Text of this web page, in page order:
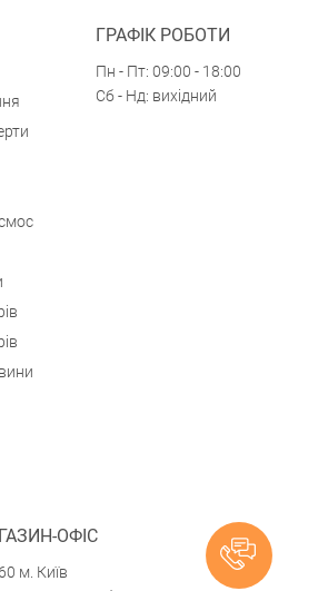
ГРАФІК РОБОТИ
Пн - Пт: 09:00 - 18:00
Сб - Нд: вихідний
ОФІС
м. Київ